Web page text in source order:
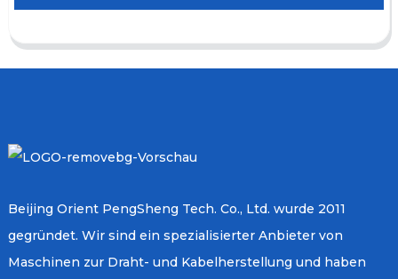
Beijing Orient PengSheng Tech. Co., Ltd. wurde 2011
gegründet. Wir sind ein spezialisierter Anbieter von
Maschinen zur Draht- und Kabelherstellung und haben